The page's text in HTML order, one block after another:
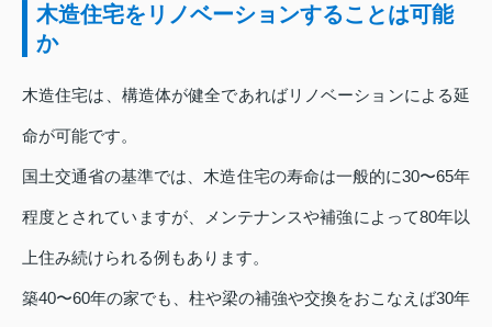
木造住宅をリノベーションすることは可能
か
木造住宅は、構造体が健全であればリノベーションによる延
命が可能です。
国土交通省の基準では、木造住宅の寿命は一般的に30〜65年
程度とされていますが、メンテナンスや補強によって80年以
上住み続けられる例もあります。
築40〜60年の家でも、柱や梁の補強や交換をおこなえば30年